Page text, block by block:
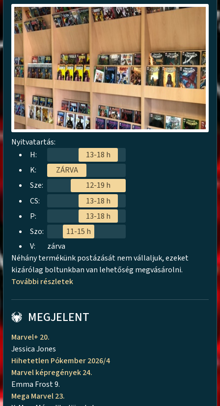
Nyitvatartás:
H:
13-18 h
K:
ZÁRVA
Sze:
12-19 h
CS:
13-18 h
P:
13-18 h
Szo:
11-15 h
V:
zárva
Néhány termékünk postázását nem vállaljuk, ezeket
kizárólag boltunkban van lehetőség megvásárolni.
További részletek
MEGJELENT
Marvel+ 20.
Jessica Jones
Hihetetlen Pókember 2026/4
Marvel képregények 24.
Emma Frost 9.
Mega Marvel 23.